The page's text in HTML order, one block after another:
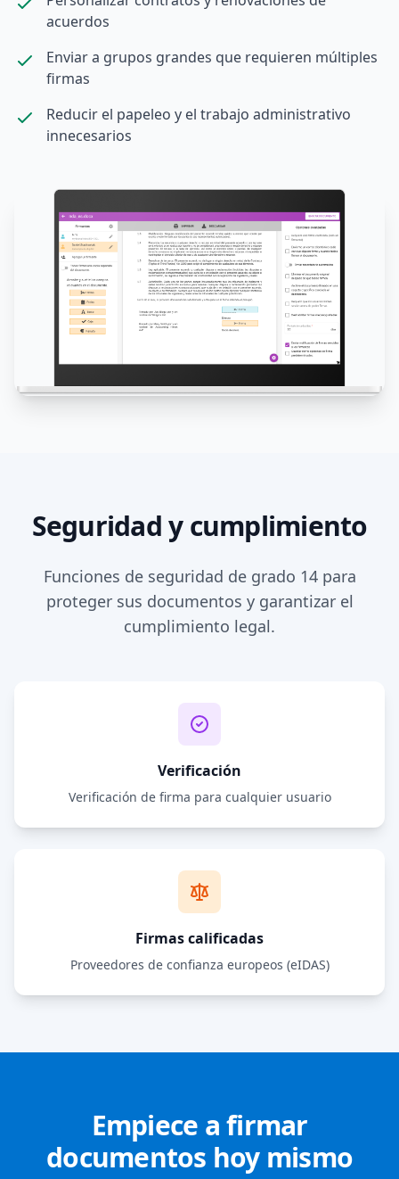
acuerdos
Enviar a grupos grandes que requieren múltiples
firmas
Reducir el papeleo y el trabajo administrativo
innecesarios
Seguridad y cumplimiento
Funciones de seguridad de grado 14 para
proteger sus documentos y garantizar el
cumplimiento legal.
Verificación
Verificación de firma para cualquier usuario
Firmas calificadas
Proveedores de confianza europeos (eIDAS)
Empiece a firmar
documentos hoy mismo